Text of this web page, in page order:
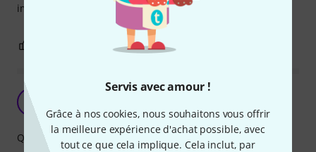
Servis avec amour !
Grâce à nos cookies, nous souhaitons vous offrir
la meilleure expérience d'achat possible, avec
tout ce que cela implique. Cela inclut, par
impossible de renvoyer (mais bon là c'est de ma faute)
SIGNALER L'ÉVALUATION
C
Qualité de fabrication